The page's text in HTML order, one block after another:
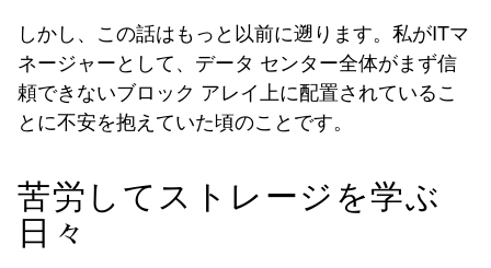
しかし、この話はもっと以前に遡ります。私がITマ
ネージャーとして、データ センター全体がまず信
頼できないブロック アレイ上に配置されているこ
とに不安を抱えていた頃のことです。
苦労してストレージを学ぶ
日々